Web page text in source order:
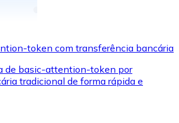
cartão
presente
presente das suas marcas favoritas
token com transferência bancária
de basic-attention-token por
tradicional de forma rápida e